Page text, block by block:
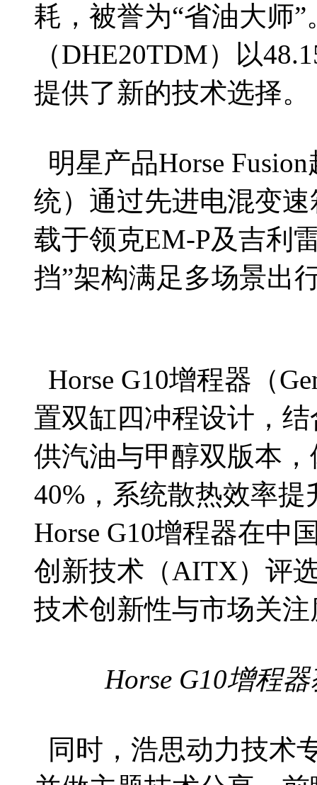
耗，被誉为“省油大师”
（DHE20TDM）以
提供了新的技术选择。
明星产品Horse
统）通过先进电混变
载于领克EM-P及吉利
挡”架构满足多场景出
Horse G10增程器（
置双缸四冲程设计，
供汽油与甲醇双版本
40%，系统散热效率
Horse G10增程器在中
创新技术（AITX）评
技术创新性与市场关
Horse G10增程
同时，浩思动力技术